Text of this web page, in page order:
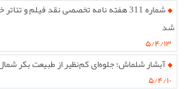
شماره 311 هفته نامه تخصصی نقد فیلم و
شد
۵/۴/۱۳
آبشار شلماش؛ جلوه‌ای کم‌نظیر از طبیعت بکر
۵/۴/۱۰